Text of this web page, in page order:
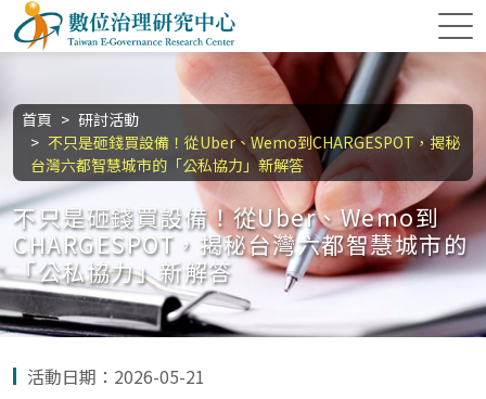
跳到主要內容區塊
數位治理研究中心
首頁
研討活動
不只是砸錢買設備！從Uber、Wemo到CHARGESPOT，揭秘
台灣六都智慧城市的「公私協力」新解答
:::
不只是砸錢買設備！從Uber、Wemo到
CHARGESPOT，揭秘台灣六都智慧城市的
「公私協力」新解答
活動日期：2026-05-21